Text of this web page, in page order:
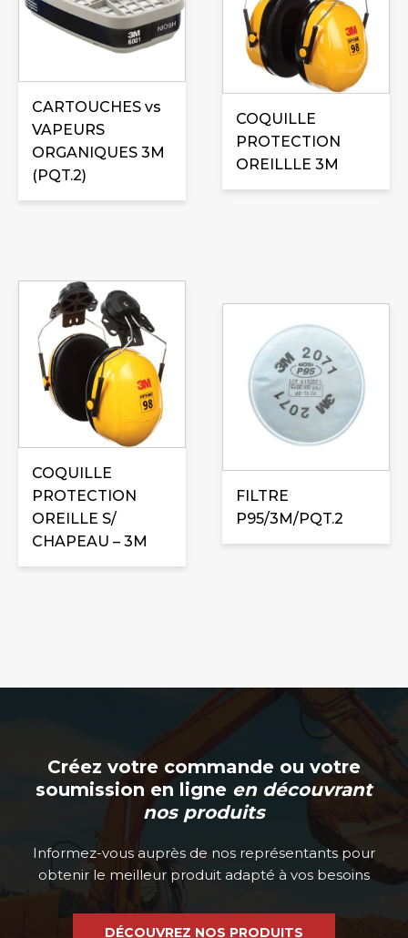
CARTOUCHES vs
VAPEURS
ORGANIQUES 3M
(PQT.2)
COQUILLE
PROTECTION
OREILLLE 3M
COQUILLE
PROTECTION
OREILLE S/
CHAPEAU – 3M
FILTRE
P95/3M/PQT.2
Créez votre commande ou votre
soumission en ligne en découvrant
nos produits
Informez-vous auprès de nos représentants pour
obtenir le meilleur produit adapté à vos besoins
DÉCOUVREZ NOS PRODUITS